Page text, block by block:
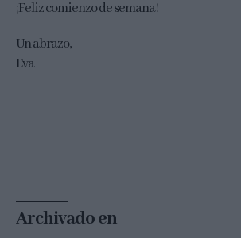
¡Feliz comienzo de semana!
Un abrazo,
Eva
Archivado en